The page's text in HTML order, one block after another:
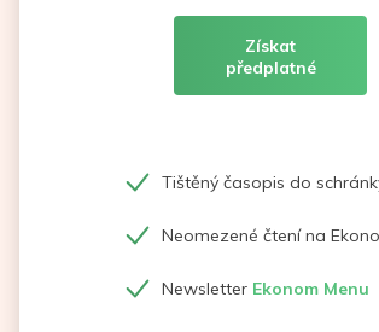
Získat
předplatné
Tištěný časopis do
Neomezené čtení na
Newsletter Ekonom Menu